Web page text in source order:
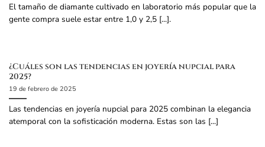
aguamarina. Datos sobre la aguamarina: Color:
Azul claro a verde azulado, parecido al [...]
El tamaño de diamante cultivado en laboratorio más popular que la
gente compra suele estar entre 1,0 y 2,5 [...].
¿Cuáles son las tendencias en joyería nupcial para
2025?
19 de febrero de 2025
Las tendencias en joyería nupcial para 2025 combinan la elegancia
atemporal con la sofisticación moderna. Estas son las [...]